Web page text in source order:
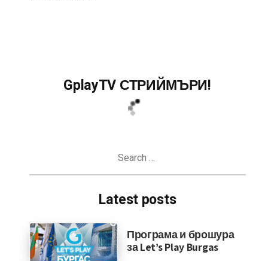
GplayTV СТРИЙМЪРИ!
Latest posts
Програма и брошура
за Let’s Play Burgas